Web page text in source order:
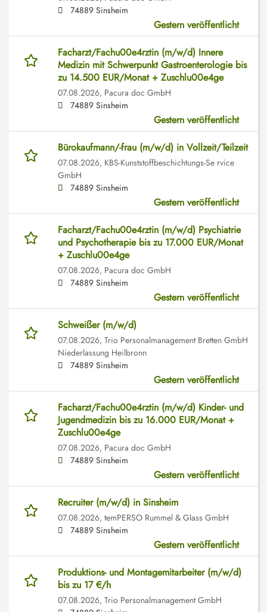
74889 Sinsheim
Gestern veröffentlicht
Facharzt/Fachu00e4rztin (m/w/d) Innere
Medizin mit Schwerpunkt Gastroenterologie bis
zu 14.500 EUR/Monat + Zuschlu00e4ge
07.08.2026, Pacura doc GmbH
74889 Sinsheim
Gestern veröffentlicht
Bürokaufmann/-frau (m/w/d) in Vollzeit/Teilzeit
07.08.2026, KBS-Kunststoffbeschichtungs-Se rvice
GmbH
74889 Sinsheim
Gestern veröffentlicht
Facharzt/Fachu00e4rztin (m/w/d) Psychiatrie
und Psychotherapie bis zu 17.000 EUR/Monat
+ Zuschlu00e4ge
07.08.2026, Pacura doc GmbH
74889 Sinsheim
Gestern veröffentlicht
Schweißer (m/w/d)
07.08.2026, Trio Personalmanagement Bretten GmbH
Niederlassung Heilbronn
74889 Sinsheim
Gestern veröffentlicht
Facharzt/Fachu00e4rztin (m/w/d) Kinder- und
Jugendmedizin bis zu 16.000 EUR/Monat +
Zuschlu00e4ge
07.08.2026, Pacura doc GmbH
74889 Sinsheim
Gestern veröffentlicht
Recruiter (m/w/d) in Sinsheim
07.08.2026, temPERSO Rummel & Glass GmbH
74889 Sinsheim
Gestern veröffentlicht
Produktions- und Montagemitarbeiter (m/w/d)
bis zu 17 €/h
07.08.2026, Trio Personalmanagement GmbH